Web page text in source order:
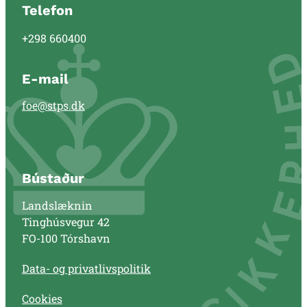
Telefon
+298 660400
E-mail
foe@stps.dk
Bústaður
Landslæknin
Tinghúsvegur 42
FO-100 Tórshavn
Data- og privatlivspolitik
Cookies